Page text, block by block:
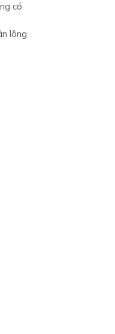
có
lông